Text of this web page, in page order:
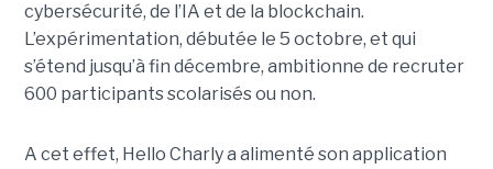
cybersécurité, de l’IA et de la blockchain.
L’expérimentation, débutée le 5 octobre, et qui
s’étend jusqu’à fin décembre, ambitionne de recruter
600 participants scolarisés ou non.
A cet effet, Hello Charly a alimenté son application